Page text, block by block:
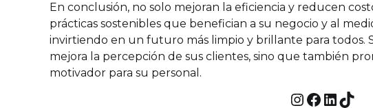
En conclusión, no solo mejoran la eficiencia y reducen
prácticas sostenibles que benefician a su negocio y al
invirtiendo en un futuro más limpio y brillante para todos.
mejora la percepción de sus clientes, sino que también
motivador para su personal.